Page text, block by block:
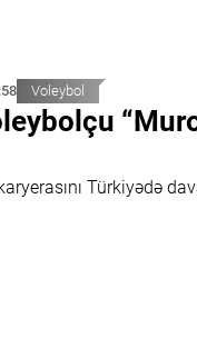
Voleybol
Türkiyədə